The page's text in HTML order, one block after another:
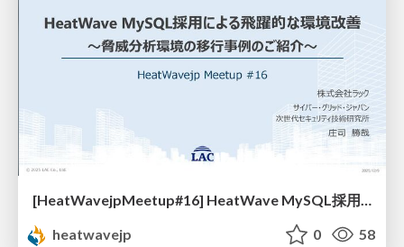
[HeatWavejpMeetup#16] HeatWave MySQL採用による飛躍的な環境改善 [庄司 勝哉 氏 (ラック)]
heatwavejp
0 58